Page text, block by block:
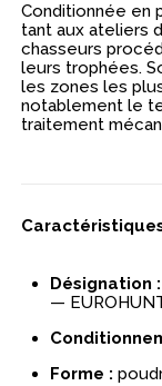
Conditionnée en
tant aux ateliers
chasseurs
leurs trophées.
les zones les
notablement le
traitement
Désignation :
—
Forme :